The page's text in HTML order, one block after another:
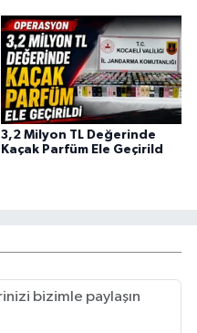
3,2 Milyon TL Değerinde
Kaçak Parfüm Ele Geçirild